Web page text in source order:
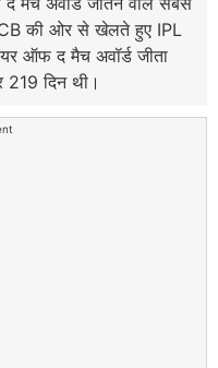
की ओर से खेलते हुए IPL
ऑफ द मैच अवॉर्ड जीता
दिन थी।